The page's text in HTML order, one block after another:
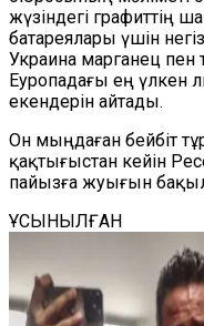
жүзіндегі графиттің
батареялары үшін
Украина марганец пен
Еуропадағы ең үлкен
екендерін айтады.
Он мыңдаған бейбіт
қақтығыстан кейін
пайызға жуығын
ҰСЫНЫЛҒАН